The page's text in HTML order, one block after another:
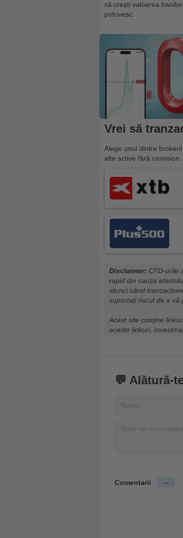
să crești valoarea
potrivesc.
Vrei să
Alege unul dintre
alte active fără comision.
Disclaimer: CFD-urile
rapid din cauza
atunci când
suportați riscul de a vă
Acest site conține
aceste linkuri,
💬 Alătură-
Comentarii --